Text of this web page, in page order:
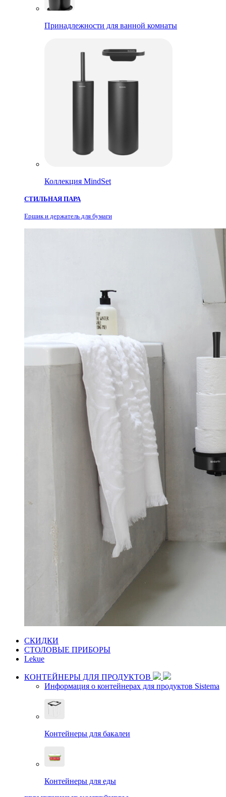
Принадлежности для ванной комнаты
Коллекция MindSet
СТИЛЬНАЯ ПАРА
Ершик и держатель для бумаги
СКИДКИ
СТОЛОВЫЕ ПРИБОРЫ
Lekue
КОНТЕЙНЕРЫ ДЛЯ ПРОДУКТОВ
Информация о контейнерах для продуктов Sistema
Контейнеры для бакалеи
Контейнеры для еды